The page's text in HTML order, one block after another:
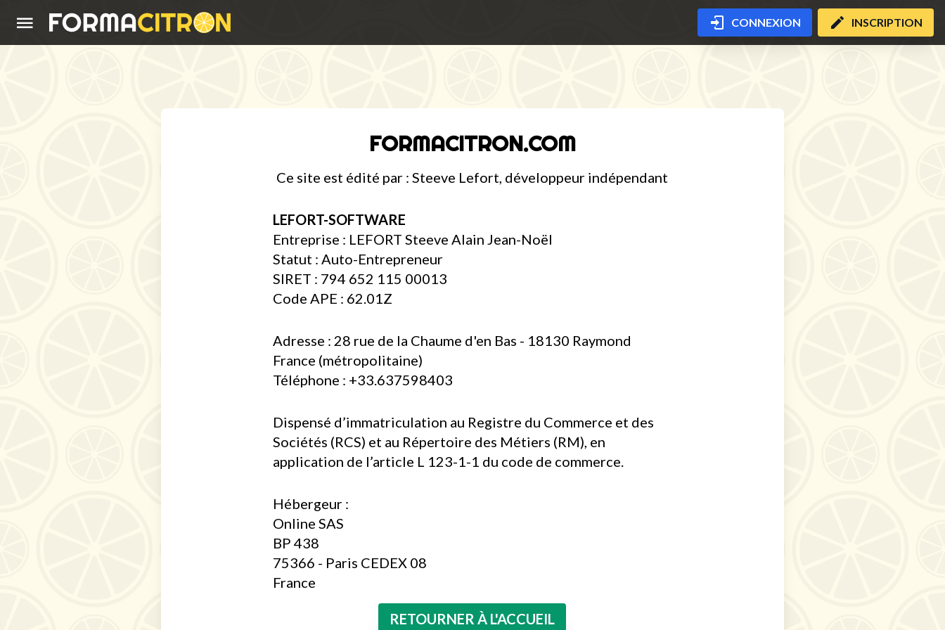
ACCUEIL CONNEXION INSCRIPTION
FORMACITRON.COM
Ce site est édité par : Steeve Lefort, développeur indépendant
LEFORT-SOFTWARE
Entreprise : LEFORT Steeve Alain Jean-Noël
Statut : Auto-Entrepreneur
SIRET : 794 652 115 00013
Code APE : 62.01Z
Adresse : 28 rue de la Chaume d'en Bas - 18130 Raymond
France (métropolitaine)
Téléphone : +33.637598403
Dispensé d’immatriculation au Registre du Commerce et des
Sociétés (RCS) et au Répertoire des Métiers (RM), en
application de l’article L 123-1-1 du code de commerce.
Hébergeur :
Online SAS
BP 438
75366 - Paris CEDEX 08
France
RETOURNER À L'ACCUEIL